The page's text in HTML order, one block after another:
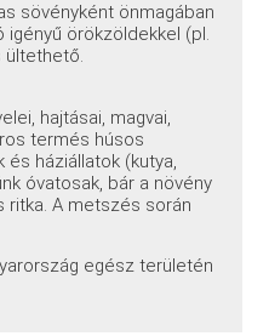
sövényként önmagában
igényű örökzöldekkel (pl.
ültethető.
hajtásai, magvai,
termés húsos
és háziállatok (kutya,
óvatosak, bár a növény
ritka. A metszés során
egész területén